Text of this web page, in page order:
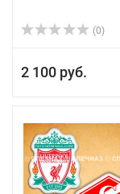
(0)
2 100 руб.